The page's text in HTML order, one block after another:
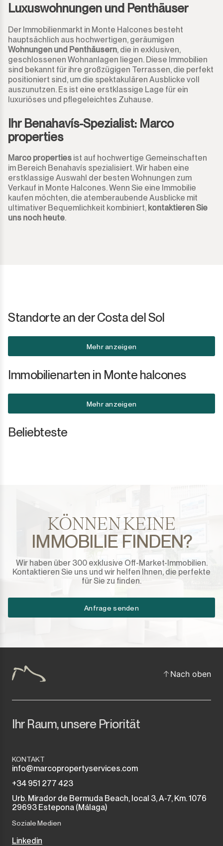
Luxuswohnungen und Penthäuser
Der Immobilienmarkt in Monte Halcones besteht
hauptsächlich aus hochwertigen, geräumigen
Wohnungen und Penthäusern, die in exklusiven,
geschlossenen Wohnanlagen liegen. Diese Immobilien
sind bekannt für ihre großzügigen Terrassen, die perfekt
positioniert sind, um die spektakulären Ausblicke voll
auszunutzen. Es ist eine erstklassige Lage für ein
luxuriöses und pflegeleichtes Zuhause.
Ihr Benahavís-Spezialist: Marco
properties
Marco properties ist auf hochwertige Gemeinschaften
im Bereich Benahavís spezialisiert. Wir haben eine
erstklassige Auswahl der besten Wohnungen zum
Verkauf in Monte Halcones. Wenn Sie eine Immobilie
kaufen möchten, die atemberaubende Ausblicke mit
ultimativer Bequemlichkeit kombiniert, kontaktieren Sie
uns noch heute.
Standorte an der Costa del Sol
Mehr anzeigen
Immobilienarten in Monte halcones
Mehr anzeigen
Beliebteste
KÖNNEN KEINE
IMMOBILIE FINDEN?
Wir haben über 300 exklusive Off-Market-Immobilien.
Kontaktieren Sie uns und wir helfen Ihnen, die perfekte
für Sie zu finden.
Anfrage senden
Nach oben
Ihr Raum, unsere Priorität
KONTAKT
info@marcopropertyservices.com
+34 951 277 423
Urb. Mirador de Bermuda Beach, local 3, A-7, Km. 1076
29693 Estepona (Málaga)
Soziale Medien
Linkedin